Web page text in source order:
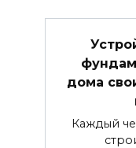
дома
Каждый